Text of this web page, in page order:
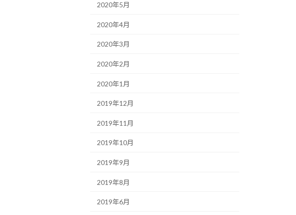
2020年5月
2020年4月
2020年3月
2020年2月
2020年1月
2019年12月
2019年11月
2019年10月
2019年9月
2019年8月
2019年6月